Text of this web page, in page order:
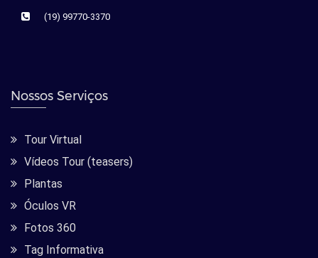
(19) 99770-3370
Nossos Serviços
Tour Virtual
Vídeos Tour (teasers)
Plantas
Óculos VR
Fotos 360
Tag Informativa